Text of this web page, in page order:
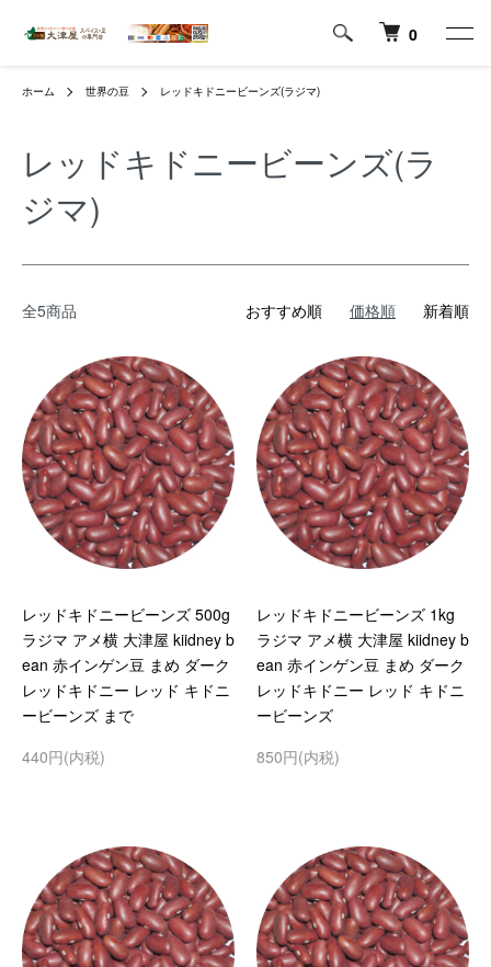
0
ホーム 世界の豆 レッドキドニービーンズ(ラジマ)
レッドキドニービーンズ(ラ
ジマ)
全5商品 おすすめ順 価格順 新着順
レッドキドニービーンズ 500g
ラジマ アメ横 大津屋 kiidney b
ean 赤インゲン豆 まめ ダーク
レッドキドニー レッド キドニ
ービーンズ まで
440円(内税)
レッドキドニービーンズ 1kg
ラジマ アメ横 大津屋 kiidney b
ean 赤インゲン豆 まめ ダーク
レッドキドニー レッド キドニ
ービーンズ
850円(内税)